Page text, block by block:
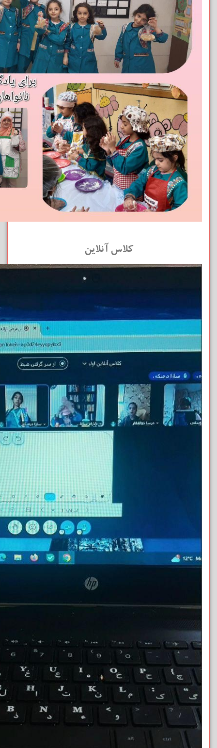
کلاس آنلاین